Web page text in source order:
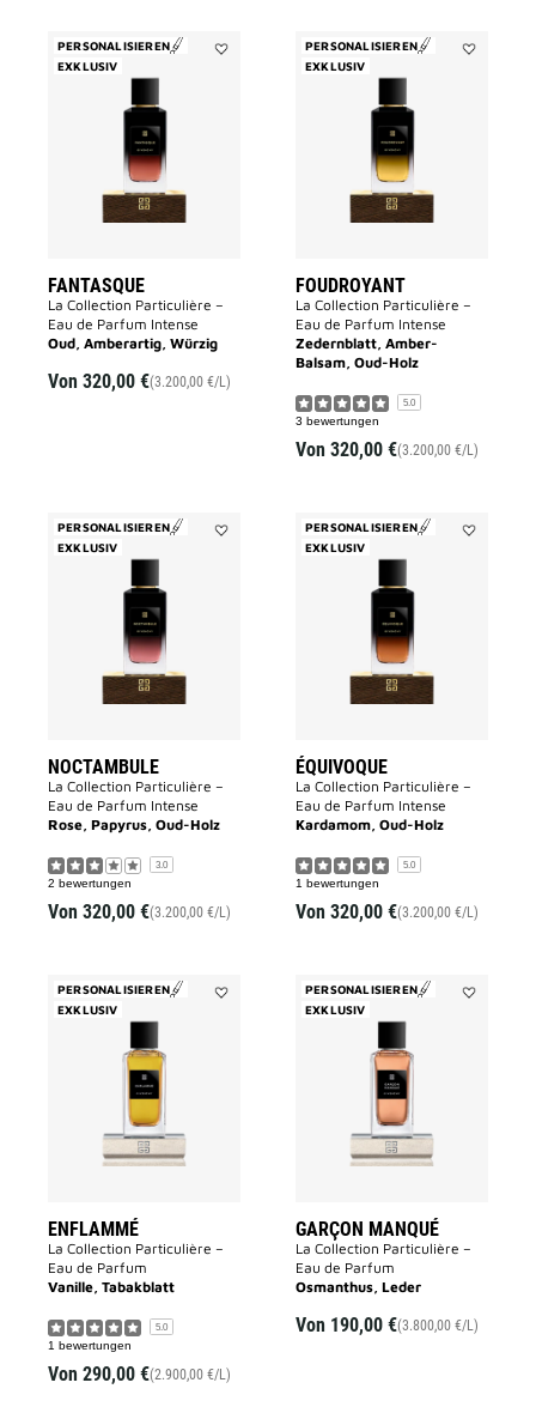
PERSONALISIEREN
EXKLUSIV
FANTASQUE
La Collection Particulière –
Eau de Parfum Intense
Oud, Amberartig, Würzig
Von 320,00 €(3.200,00 €/L)
PERSONALISIEREN
EXKLUSIV
FOUDROYANT
La Collection Particulière –
Eau de Parfum Intense
Zedernblatt, Amber-
Balsam, Oud-Holz
5.0
3 bewertungen
Von 320,00 €(3.200,00 €/L)
PERSONALISIEREN
EXKLUSIV
NOCTAMBULE
La Collection Particulière –
Eau de Parfum Intense
Rose, Papyrus, Oud-Holz
3.0
2 bewertungen
Von 320,00 €(3.200,00 €/L)
PERSONALISIEREN
EXKLUSIV
ÉQUIVOQUE
La Collection Particulière –
Eau de Parfum Intense
Kardamom, Oud-Holz
5.0
1 bewertungen
Von 320,00 €(3.200,00 €/L)
PERSONALISIEREN
EXKLUSIV
ENFLAMMÉ
La Collection Particulière –
Eau de Parfum
Vanille, Tabakblatt
5.0
1 bewertungen
Von 290,00 €(2.900,00 €/L)
PERSONALISIEREN
EXKLUSIV
GARÇON MANQUÉ
La Collection Particulière –
Eau de Parfum
Osmanthus, Leder
Von 190,00 €(3.800,00 €/L)